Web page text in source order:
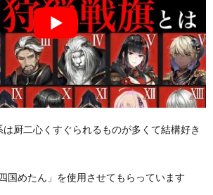
厨二心くすぐられるものが多くて結構好き
国めたん」を使用させてもらっています